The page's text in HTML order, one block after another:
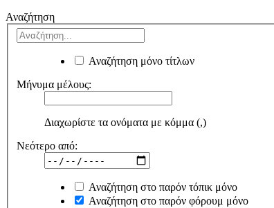
Αναζήτηση
Αναζήτηση μόνο τίτλων
Μήνυμα μέλους:
Διαχωρίστε τα ονόματα με κόμμα (,)
Νεότερο από:
Αναζήτηση στο παρόν τόπικ μόνο
Αναζήτηση στο παρόν φόρουμ μόνο